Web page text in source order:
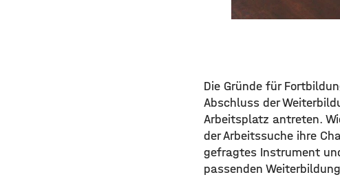
Die Gründe für
Abschluss der
Arbeitsplatz antreten.
der Arbeitssuche ihre
gefragtes Instrument
passenden